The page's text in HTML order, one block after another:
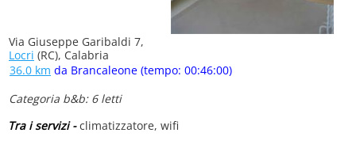
Via Giuseppe Garibaldi 7,
Locri (RC), Calabria
36.0 km da Brancaleone (tempo: 00:46:00)
Categoria b&b: 6 letti
Tra i servizi -climatizzatore, wifi